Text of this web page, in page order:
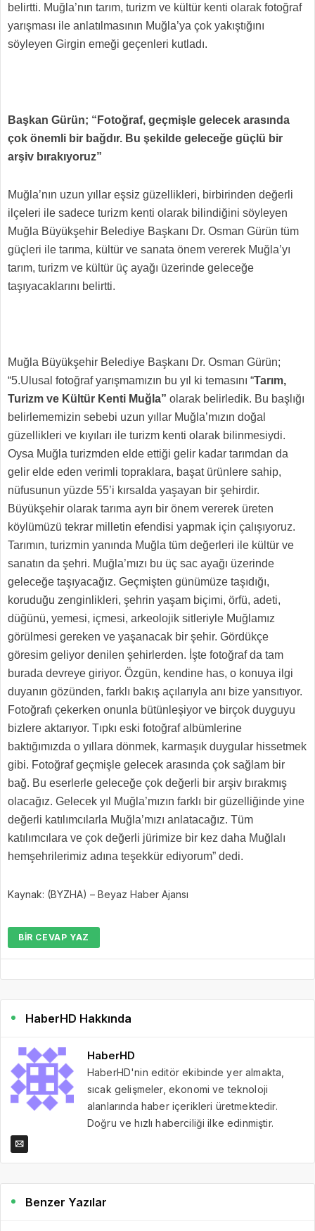
belirtti. Muğla’nın tarım, turizm ve kültür kenti olarak fotoğraf
yarışması ile anlatılmasının Muğla’ya çok yakıştığını
söyleyen Girgin emeği geçenleri kutladı.
Başkan Gürün; “Fotoğraf, geçmişle gelecek arasında
çok önemli bir bağdır. Bu şekilde geleceğe güçlü bir
arşiv bırakıyoruz”
Muğla’nın uzun yıllar eşsiz güzellikleri, birbirinden değerli
ilçeleri ile sadece turizm kenti olarak bilindiğini söyleyen
Muğla Büyükşehir Belediye Başkanı Dr. Osman Gürün tüm
güçleri ile tarıma, kültür ve sanata önem vererek Muğla’yı
tarım, turizm ve kültür üç ayağı üzerinde geleceğe
taşıyacaklarını belirtti.
Muğla Büyükşehir Belediye Başkanı Dr. Osman Gürün;
“5.Ulusal fotoğraf yarışmamızın bu yıl ki temasını “Tarım,
Turizm ve Kültür Kenti Muğla” olarak belirledik. Bu başlığı
belirlememizin sebebi uzun yıllar Muğla’mızın doğal
güzellikleri ve kıyıları ile turizm kenti olarak bilinmesiydi.
Oysa Muğla turizmden elde ettiği gelir kadar tarımdan da
gelir elde eden verimli topraklara, başat ürünlere sahip,
nüfusunun yüzde 55’i kırsalda yaşayan bir şehirdir.
Büyükşehir olarak tarıma ayrı bir önem vererek üreten
köylümüzü tekrar milletin efendisi yapmak için çalışıyoruz.
Tarımın, turizmin yanında Muğla tüm değerleri ile kültür ve
sanatın da şehri. Muğla’mızı bu üç sac ayağı üzerinde
geleceğe taşıyacağız. Geçmişten günümüze taşıdığı,
koruduğu zenginlikleri, şehrin yaşam biçimi, örfü, adeti,
düğünü, yemesi, içmesi, arkeolojik sitleriyle Muğlamız
görülmesi gereken ve yaşanacak bir şehir. Gördükçe
göresim geliyor denilen şehirlerden. İşte fotoğraf da tam
burada devreye giriyor. Özgün, kendine has, o konuya ilgi
duyanın gözünden, farklı bakış açılarıyla anı bize yansıtıyor.
Fotoğrafı çekerken onunla bütünleşiyor ve birçok duyguyu
bizlere aktarıyor. Tıpkı eski fotoğraf albümlerine
baktığımızda o yıllara dönmek, karmaşık duygular hissetmek
gibi. Fotoğraf geçmişle gelecek arasında çok sağlam bir
bağ. Bu eserlerle geleceğe çok değerli bir arşiv bırakmış
olacağız. Gelecek yıl Muğla’mızın farklı bir güzelliğinde yine
değerli katılımcılarla Muğla’mızı anlatacağız. Tüm
katılımcılara ve çok değerli jürimize bir kez daha Muğlalı
hemşehrilerimiz adına teşekkür ediyorum” dedi.
Kaynak: (BYZHA) – Beyaz Haber Ajansı
BIR CEVAP YAZ
HaberHD Hakkında
HaberHD
HaberHD'nin editör ekibinde yer almakta,
sıcak gelişmeler, ekonomi ve teknoloji
alanlarında haber içerikleri üretmektedir.
Doğru ve hızlı haberciliği ilke edinmiştir.
Benzer Yazılar